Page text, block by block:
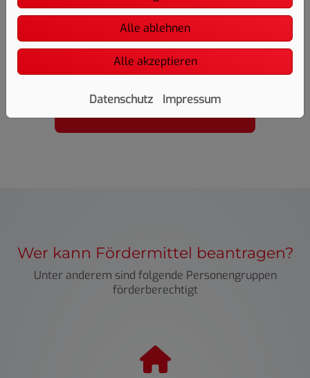
weitere Zuschläge je nach
persönlicher Situation
Förderung möglich
Wer kann Fördermittel beantragen?
Unter anderem sind folgende Personengruppen
förderberechtigt
Alle ablehnen
Alle akzeptieren
Datenschutz Impressum